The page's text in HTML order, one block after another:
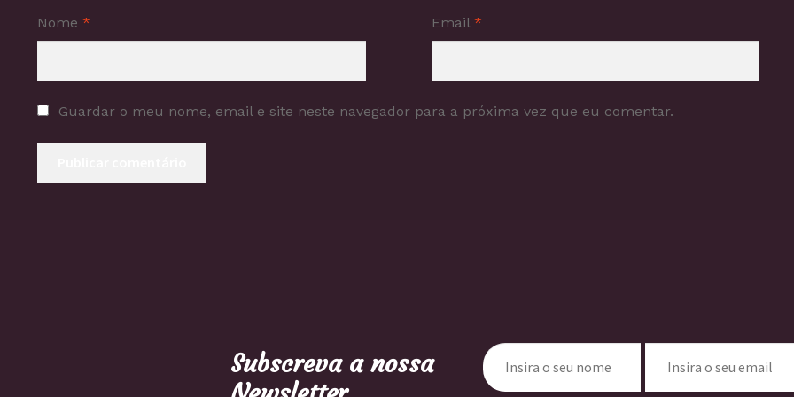
Nome * Email *
Guardar o meu nome, email e site neste navegador para a próxima vez que eu comentar.
Subscreva a nossa